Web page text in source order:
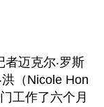
迈克尔‧罗斯
（Nicole Hon
工作了六个月